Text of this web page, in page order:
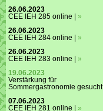
26.06.2023
CEE IEH 285 online | »
26.06.2023
CEE IEH 284 online | »
26.06.2023
CEE IEH 283 online | »
19.06.2023
Verstärkung für
Sommergastronomie gesucht
07.06.2023
CEE IEH 281 online | »